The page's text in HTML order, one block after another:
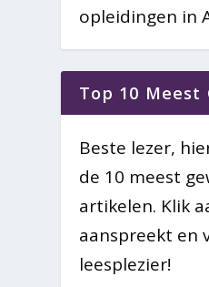
opleidingen in
Top 10 Meest
Beste lezer,
de 10 meest
artikelen. Klik
aanspreekt en
leesplezier!